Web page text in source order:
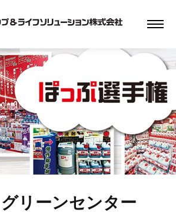
リーンセンター